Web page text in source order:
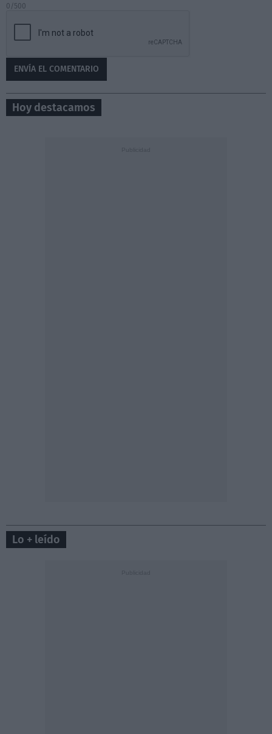
0/500
Hoy destacamos
Lo + leído